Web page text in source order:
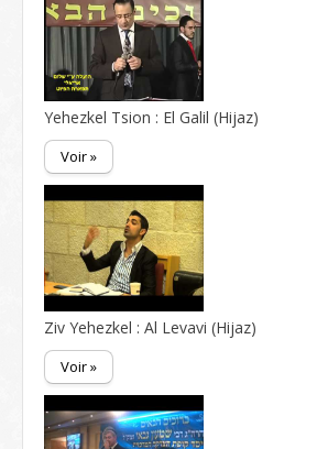
Yehezkel Tsion : El Galil (Hijaz)
Voir »
Ziv Yehezkel : Al Levavi (Hijaz)
Voir »